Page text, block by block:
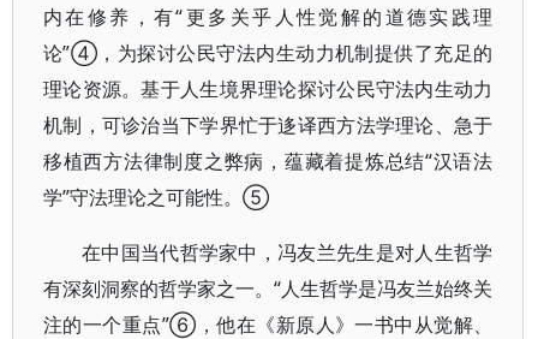
内在修养，有“更多关乎人性觉解的道德实践理
论”④，为探讨公民守法内生动力机制提供了充足的
理论资源。基于人生境界理论探讨公民守法内生动力
机制，可诊治当下学界忙于迻译西方法学理论、急于
移植西方法律制度之弊病，蕴藏着提炼总结“汉语法
学”守法理论之可能性。⑤
在中国当代哲学家中，冯友兰先生是对人生哲学
有深刻洞察的哲学家之一。“人生哲学是冯友兰始终关
注的一个重点”⑥，他在《新原人》一书中从觉解、